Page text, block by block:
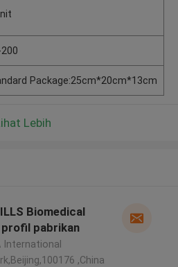
Package:25cm*20cm*13cm
Lebih
Biomedical
pabrikan
International
,China